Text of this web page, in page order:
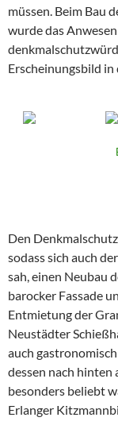
müssen. Beim Bau
wurde das
Erscheinungsbild
Den
sodass sich auch
sah, einen Neubau
barocker Fassade
Entmietung der
Neustädter
auch
dessen nach hinten
besonders beliebt
Erlanger